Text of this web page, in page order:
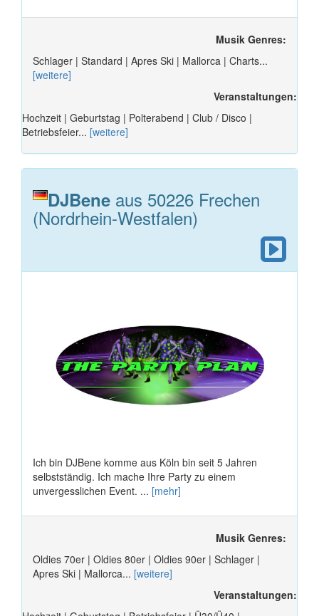
Musik Genres:
Schlager | Standard | Apres Ski | Mallorca | Charts...
[weitere]
Veranstaltungen:
Hochzeit | Geburtstag | Polterabend | Club / Disco |
Betriebsfeier... [weitere]
DJBene aus 50226 Frechen
(Nordrhein-Westfalen)
Ich bin DJBene komme aus Köln bin seit 5 Jahren
selbstständig. Ich mache Ihre Party zu einem
unvergesslichen Event. ... [mehr]
Musik Genres:
Oldies 70er | Oldies 80er | Oldies 90er | Schlager |
Apres Ski | Mallorca... [weitere]
Veranstaltungen: